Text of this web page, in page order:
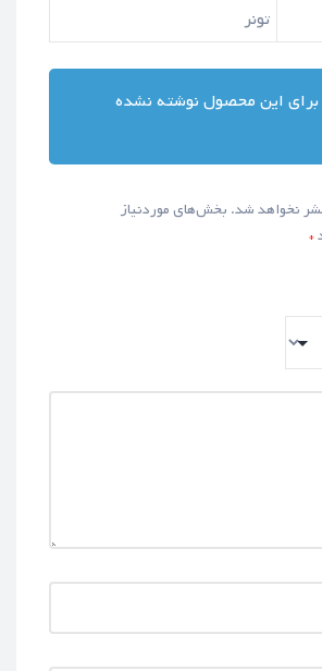
تونر
برای این محصول نوشته نشده
نخواهد شد. بخش‌های موردنیاز
*